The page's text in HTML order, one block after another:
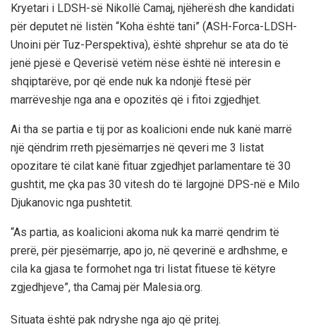
Kryetari i LDSH-së Nikollë Camaj, njëherësh dhe kandidati
për deputet në listën “Koha është tani” (ASH-Forca-LDSH-
Unoini për Tuz-Perspektiva), është shprehur se ata do të
jenë pjesë e Qeverisë vetëm nëse është në interesin e
shqiptarëve, por që ende nuk ka ndonjë ftesë për
marrëveshje nga ana e opozitës që i fitoi zgjedhjet.
Ai tha se partia e tij por as koalicioni ende nuk kanë marrë
një qëndrim rreth pjesëmarrjes në qeveri me 3 listat
opozitare të cilat kanë fituar zgjedhjet parlamentare të 30
gushtit, me çka pas 30 vitesh do të largojnë DPS-në e Milo
Djukanovic nga pushtetit.
“As partia, as koalicioni akoma nuk ka marrë qendrim të
prerë, për pjesëmarrje, apo jo, në qeverinë e ardhshme, e
cila ka gjasa te formohet nga tri listat fituese të këtyre
zgjedhjeve”, tha Camaj për Malesia.org.
Situata është pak ndryshe nga ajo që pritej.